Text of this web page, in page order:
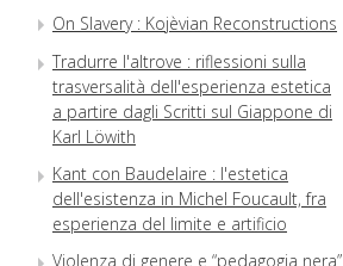
On Slavery : Kojèvian Reconstructions
Tradurre l'altrove : riflessioni sulla
trasversalità dell'esperienza estetica
a partire dagli Scritti sul Giappone di
Karl Löwith
Kant con Baudelaire : l'estetica
dell'esistenza in Michel Foucault, fra
esperienza del limite e artificio
Violenza di genere e “pedagogia nera”